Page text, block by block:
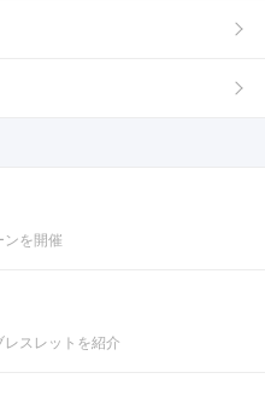
ンを開催
スレットを紹介